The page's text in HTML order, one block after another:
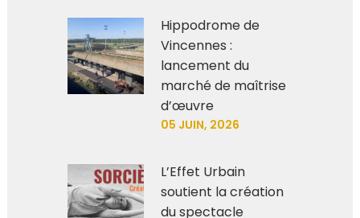
Hippodrome de
Vincennes :
lancement du
marché de maîtrise
d’œuvre
05 JUIN, 2026
L’Effet Urbain
soutient la création
du spectacle